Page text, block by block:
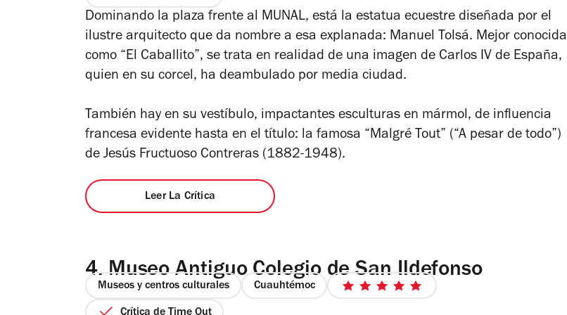
5
Dominando la plaza frente al MUNAL, está la estatua ecuestre diseñada por el
ilustre arquitecto que da nombre a esa explanada: Manuel Tolsá. Mejor conocida
como “El Caballito”, se trata en realidad de una imagen de Carlos IV de España,
quien en su corcel, ha deambulado por media ciudad.
También hay en su vestíbulo, impactantes esculturas en mármol, de influencia
francesa evidente hasta en el título: la famosa “Malgré Tout” (“A pesar de todo”)
de Jesús Fructuoso Contreras (1882-1948).
Leer La Crítica
4. Museo Antiguo Colegio de San Ildefonso
Museos y centros culturales Cuauhtémoc
5